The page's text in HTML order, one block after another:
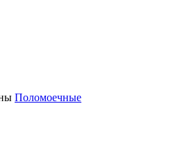
Поломоечные